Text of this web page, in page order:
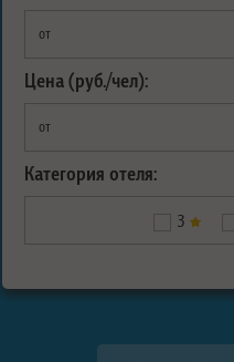
от
Цена (руб./чел):
от
Категория отеля:
3